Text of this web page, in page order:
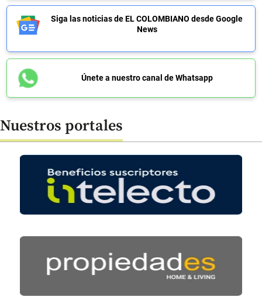
Siga las noticias de EL COLOMBIANO desde Google
News
Únete a nuestro canal de Whatsapp
Nuestros portales